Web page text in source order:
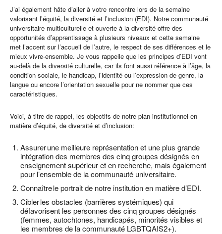
J’ai également hâte d’aller à votre rencontre lors de la semaine
valorisant l’équité, la diversité et l’inclusion (EDI). Notre communauté
universitaire multiculturelle et ouverte à la diversité offre des
opportunités d’apprentissage à plusieurs niveaux et cette semaine
met l’accent sur l’accueil de l’autre, le respect de ses différences et le
mieux vivre-ensemble. Je vous rappelle que les principes d’EDI vont
au-delà de la diversité culturelle, car ils font aussi référence à l’âge, la
condition sociale, le handicap, l’identité ou l’expression de genre, la
langue ou encore l’orientation sexuelle pour ne nommer que ces
caractéristiques.
Voici, à titre de rappel, les objectifs de notre plan institutionnel en
matière d’équité, de diversité et d’inclusion:
Assurer une meilleure représentation et une plus grande
intégration des membres des cinq groupes désignés en
enseignement supérieur et en recherche, mais également
pour l’ensemble de la communauté universitaire.
Connaître le portrait de notre institution en matière d’EDI.
Cibler les obstacles (barrières systémiques) qui
défavorisent les personnes des cinq groupes désignés
(femmes, autochtones, handicapés, minorités visibles et
les membres de la communauté LGBTQAIS2+).